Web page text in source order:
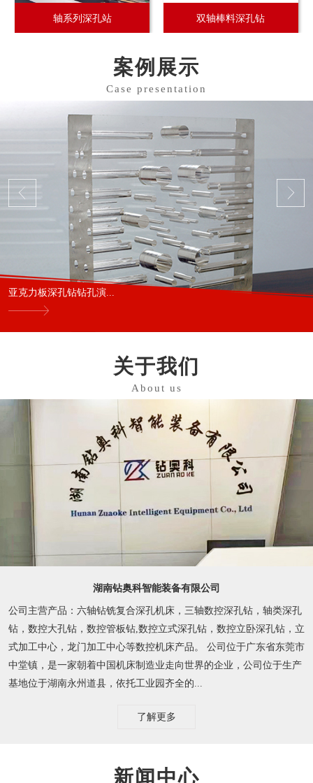
轴系列深孔站 双轴棒料深孔钻
案例展示
亚克力板深孔钻钻孔演...
关于我们
湖南钻奥科智能装备有限公司
公司主营产品：六轴钻铣复合深孔机床，三轴数控深孔钻，轴类深孔
钻，数控大孔钻，数控管板钻,数控立式深孔钻，数控立卧深孔钻，立
式加工中心，龙门加工中心等数控机床产品。 公司位于广东省东莞市
中堂镇，是一家朝着中国机床制造业走向世界的企业，公司位于生产
基地位于湖南永州道县，依托工业园齐全的...
了解更多
新闻中心